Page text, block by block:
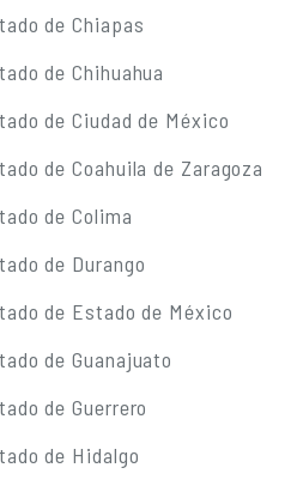
de Chiapas
de Chihuahua
de Ciudad de México
de Coahuila de Zaragoza
de Colima
de Durango
de Estado de México
de Guanajuato
de Guerrero
de Hidalgo